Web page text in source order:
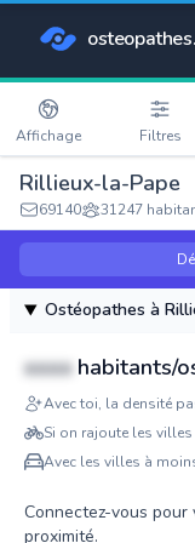
Affichage Filtres
Rillieux-la-Pape
69140 31247
Ostéopathes à
xxxx habitants/
Avec toi, la densité
Si on rajoute les
Avec les villes à
Connectez-vous
proximité.